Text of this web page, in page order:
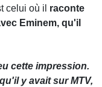
celui où il raconte
Eminem, qu'il
cette impression.
y avait sur MTV,